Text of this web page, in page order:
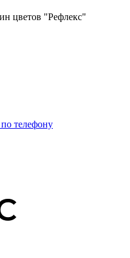
цветов "Рефлекс"
по телефону